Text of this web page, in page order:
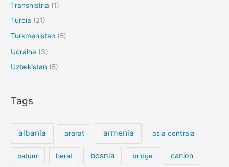
Transnistria (1)
Turcia (21)
Turkmenistan (5)
Ucraina (3)
Uzbekistan (5)
Tags
albania ararat armenia asia centrala
batumi berat bosnia bridge canion